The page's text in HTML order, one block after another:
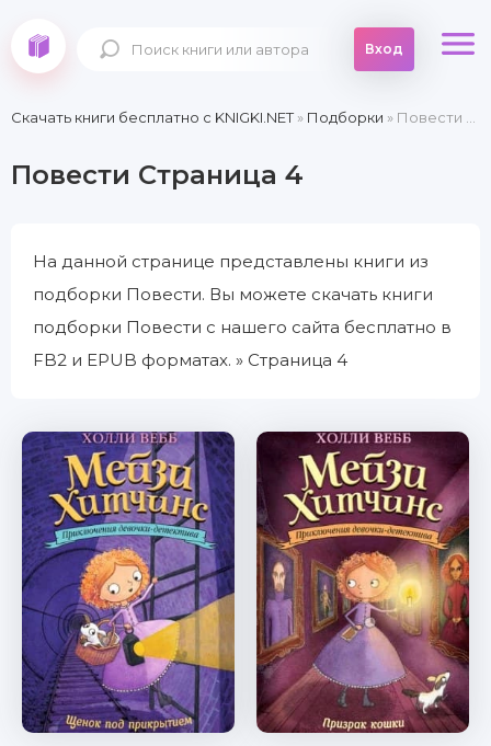
Вход
Скачать книги бесплатно c KNIGKI.NET» Подборки » Повести » Страница 4
Повести Страница 4
На данной странице представлены книги из
подборки Повести. Вы можете скачать книги
подборки Повести с нашего сайта бесплатно в
FB2 и EPUB форматах. » Страница 4